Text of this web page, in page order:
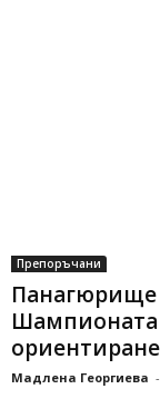
Препоръчани
Шампионата
ориентиране
Мадлена Георгиева -